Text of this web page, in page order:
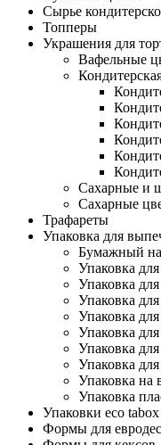
Сырье
Топперы
Украшения для
Вафельные
Сахарные и
Сахарные
Трафареты
Упаковка для
Бумажный
Упаковка
Упаковка
Упаковка
Упаковка
Упаковка
Упаковка
Упаковка
Упаковка на
Упаковка
Упаковки eco tabox
Формы для